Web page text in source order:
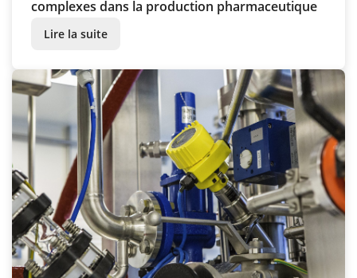
complexes dans la production pharmaceutique
Lire la suite